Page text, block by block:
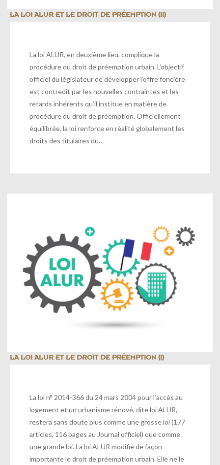
LA LOI ALUR ET LE DROIT DE PRÉEMPTION (II)
La loi ALUR, en deuxième lieu, complique la
procédure du droit de préemption urbain. L’objectif
officiel du législateur de développer l’offre foncière
est contredit par les nouvelles contraintes et les
retards inhérents qu’il institue en matière de
procédure du droit de préemption. Officiellement
équilibrée, la loi renforce en réalité globalement les
droits des titulaires du…
LA LOI ALUR ET LE DROIT DE PRÉEMPTION (I)
La loi n° 2014-366 du 24 mars 2004 pour l’accès au
logement et un urbanisme rénové, dite loi ALUR,
restera sans doute plus comme une grosse loi (177
articles, 116 pages au Journal officiel) que comme
une grande loi. La loi ALUR modifie de façon
importante le droit de préemption urbain. Elle ne le